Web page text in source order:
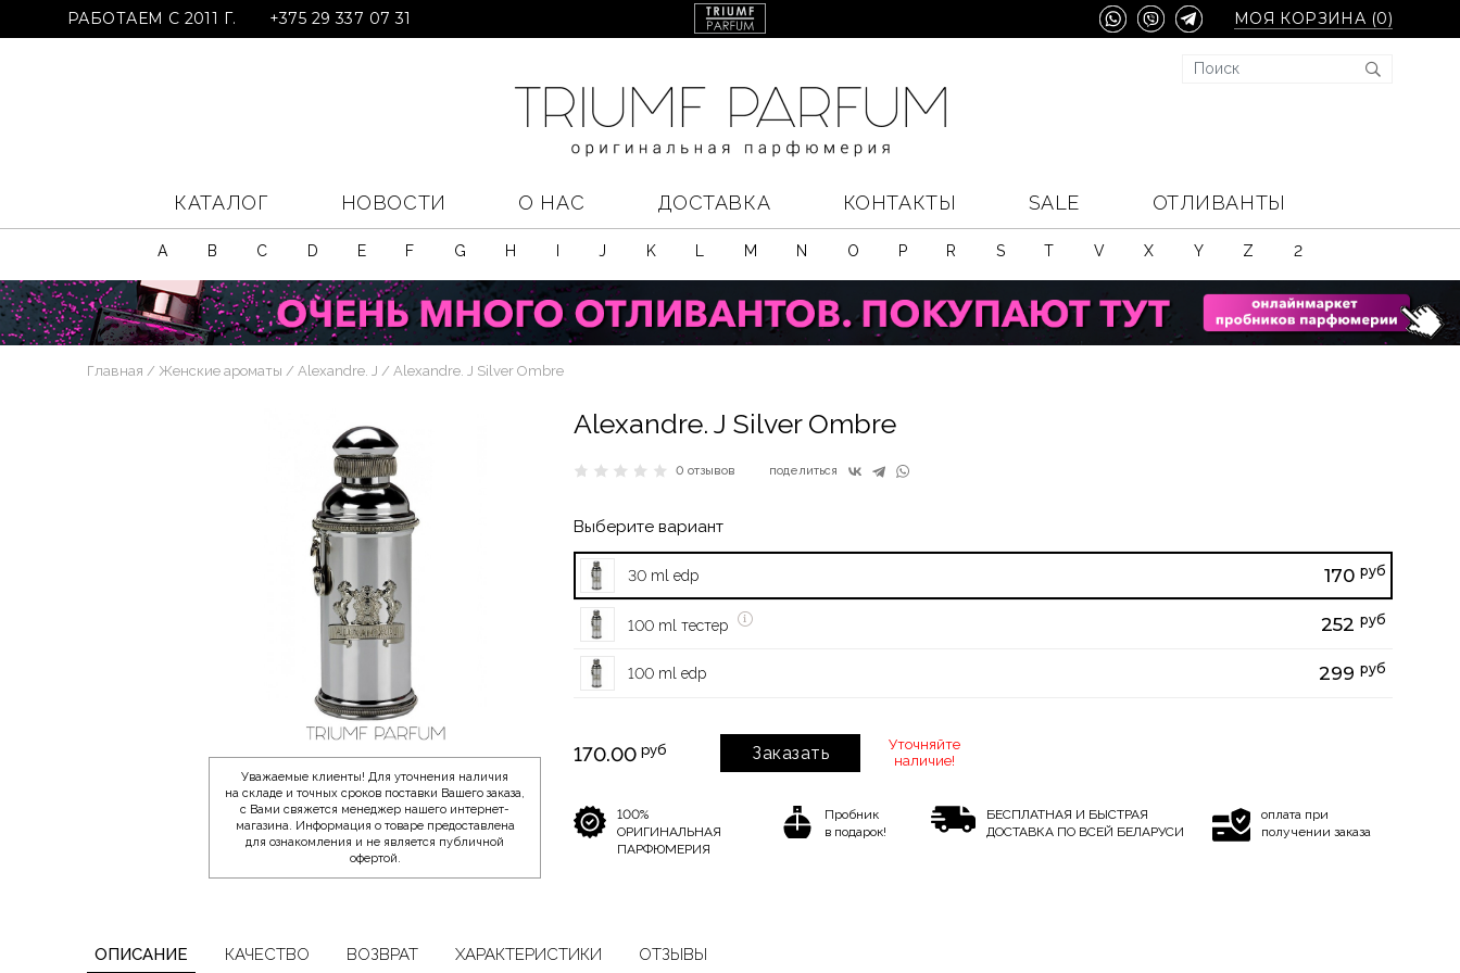
РАБОТАЕМ С 2011 Г. +375 29 337 07 31 МОЯ КОРЗИНА (0)
КАТАЛОГ НОВОСТИ О НАС ДОСТАВКА КОНТАКТЫ SALE ОТЛИВАНТЫ
A B C D E F G H J K M N O P R S T V X Y Z 2
Главная Женские ароматы Alexandre. J Alexandre. J Silver Ombre
Уважаемые клиенты! Для уточнения наличия
на складе и точных сроков поставки Вашего заказа,
с Вами свяжется менеджер нашего интернет-
магазина. Информация о товаре предоставлена
для ознакомления и не является публичной
офертой.
Alexandre. J Silver Ombre
0 отзывов поделиться
Выберите вариант
30 ml edp 170 руб
100 ml тестер 252 руб
100 ml edp 299 руб
170.00 руб Заказать
Уточняйте
наличие!
100%
ОРИГИНАЛЬНАЯ
ПАРФЮМЕРИЯ
Пробник
в подарок!
БЕСПЛАТНАЯ И БЫСТРАЯ
ДОСТАВКА ПО ВСЕЙ БЕЛАРУСИ
оплата при
получении заказа
ОПИСАНИЕ КАЧЕСТВО ВОЗВРАТ ХАРАКТЕРИСТИКИ ОТЗЫВЫ